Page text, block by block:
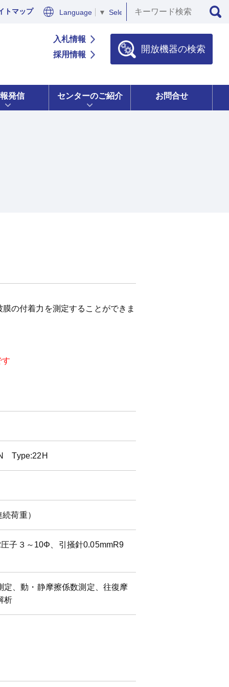
トマップ Language ▼ Select Language ▼
入札情報
採用情報
開放機器の検索
発信 センターのご紹介 お問合せ
の付着力を測定することができま
す
Type:22H
荷重）
子３～10Φ、引掻針0.05mmR9
定、動・静摩擦係数測定、往復摩
析